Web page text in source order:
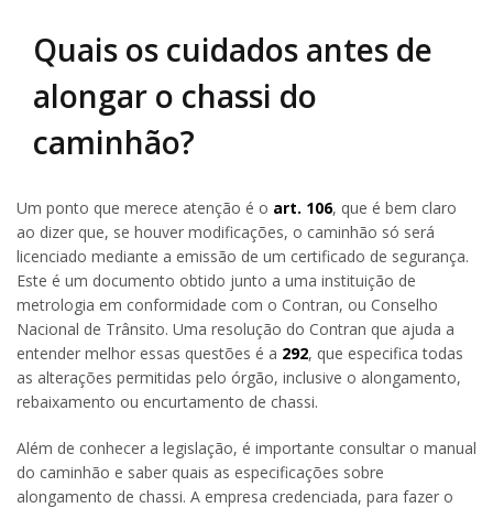
Quais os cuidados antes de
alongar o chassi do
caminhão?
Um ponto que merece atenção é o art. 106, que é bem claro
ao dizer que, se houver modificações, o caminhão só será
licenciado mediante a emissão de um certificado de segurança.
Este é um documento obtido junto a uma instituição de
metrologia em conformidade com o Contran, ou Conselho
Nacional de Trânsito. Uma resolução do Contran que ajuda a
entender melhor essas questões é a 292, que especifica todas
as alterações permitidas pelo órgão, inclusive o alongamento,
rebaixamento ou encurtamento de chassi.
Além de conhecer a legislação, é importante consultar o manual
do caminhão e saber quais as especificações sobre
alongamento de chassi. A empresa credenciada, para fazer o